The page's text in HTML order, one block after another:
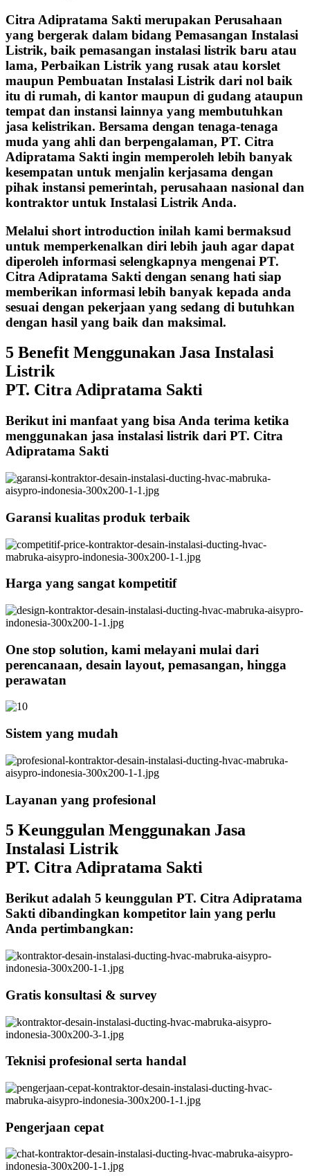
Citra Adipratama Sakti merupakan Perusahaan
yang bergerak dalam bidang Pemasangan Instalasi
Listrik, baik pemasangan instalasi listrik baru atau
lama, Perbaikan Listrik yang rusak atau korslet
maupun Pembuatan Instalasi Listrik dari nol baik
itu di rumah, di kantor maupun di gudang ataupun
tempat dan instansi lainnya yang membutuhkan
jasa kelistrikan. Bersama dengan tenaga-tenaga
muda yang ahli dan berpengalaman, PT. Citra
Adipratama Sakti ingin memperoleh lebih banyak
kesempatan untuk menjalin kerjasama dengan
pihak instansi pemerintah, perusahaan nasional dan
kontraktor untuk Instalasi Listrik Anda.
Melalui short introduction inilah kami bermaksud
untuk memperkenalkan diri lebih jauh agar dapat
diperoleh informasi selengkapnya mengenai PT.
Citra Adipratama Sakti dengan senang hati siap
memberikan informasi lebih banyak kepada anda
sesuai dengan pekerjaan yang sedang di butuhkan
dengan hasil yang baik dan maksimal.
5 Benefit Menggunakan Jasa Instalasi
Listrik
PT. Citra Adipratama Sakti
Berikut ini manfaat yang bisa Anda terima ketika
menggunakan jasa instalasi listrik dari PT. Citra
Adipratama Sakti
Garansi kualitas produk terbaik
Harga yang sangat kompetitif
One stop solution, kami melayani mulai dari
perencanaan, desain layout, pemasangan, hingga
perawatan
Sistem yang mudah
Layanan yang profesional
5 Keunggulan Menggunakan Jasa
Instalasi Listrik
PT. Citra Adipratama Sakti
Berikut adalah 5 keunggulan PT. Citra Adipratama
Sakti dibandingkan kompetitor lain yang perlu
Anda pertimbangkan:
Gratis konsultasi & survey
Teknisi profesional serta handal
Pengerjaan cepat